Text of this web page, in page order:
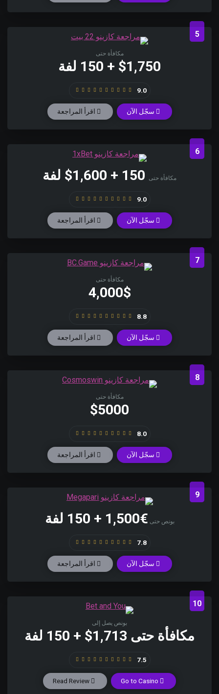
5
مكافأة حتى
$1,750 + 150 لفة
9.0
سجّل الآن اقرأ المراجعة
6
مكافأة حتى
9.0
سجّل الآن اقرأ المراجعة
7
مكافأة حتى
4,000$
8.8
سجّل الآن اقرأ المراجعة
8
مكافأة حتى
$5000
8.0
سجّل الآن اقرأ المراجعة
9
بونص حتى €1,500 + 150 لفة
7.8
سجّل الآن اقرأ المراجعة
10
بونص يصل إلى
مكافأة حتى 1,713$ + 150 لفة
7.5